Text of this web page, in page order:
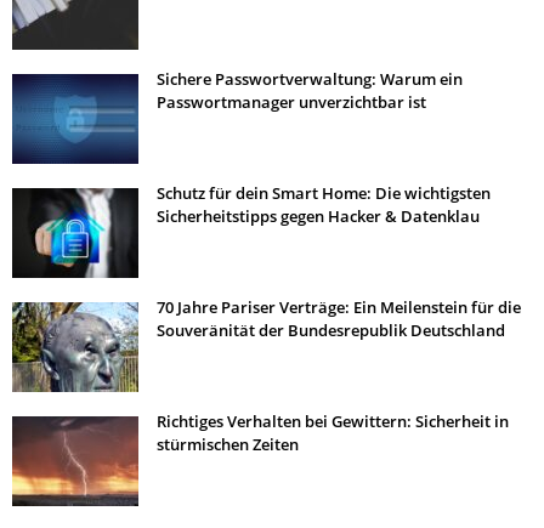
Sichere Passwortverwaltung: Warum ein
Passwortmanager unverzichtbar ist
Schutz für dein Smart Home: Die wichtigsten
Sicherheitstipps gegen Hacker & Datenklau
70 Jahre Pariser Verträge: Ein Meilenstein für die
Souveränität der Bundesrepublik Deutschland
Richtiges Verhalten bei Gewittern: Sicherheit in
stürmischen Zeiten